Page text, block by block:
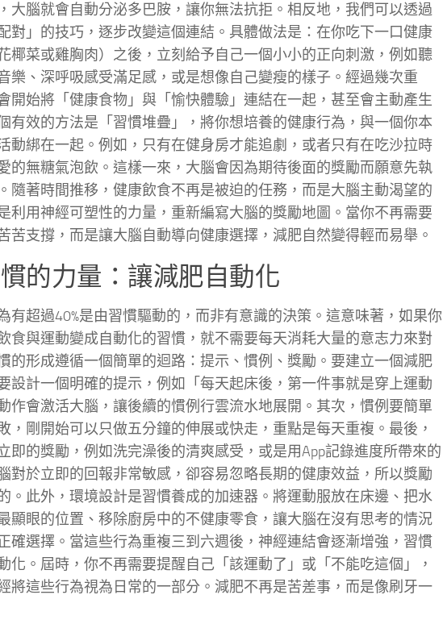
大腦就會自動分泌多巴胺，讓你無法抗拒。相反地，我們可以透過
對」的技巧，逐步改變這個連結。具體做法是：在你吃下一口健康
椰菜或雞胸肉）之後，立刻給予自己一個小小的正向刺激，例如聽
樂、深呼吸感受滿足感，或是想像自己變瘦的樣子。經過幾次重
開始將「健康食物」與「愉快體驗」連結在一起，甚至會主動產生
有效的方法是「習慣堆疊」，將你想培養的健康行為，與一個你本
動綁在一起。例如，只有在健身房才能追劇，或者只有在吃沙拉時
的無糖氣泡飲。這樣一來，大腦會因為期待後面的獎勵而願意先執
隨著時間推移，健康飲食不再是被迫的任務，而是大腦主動渴望的
利用神經可塑性的力量，重新編寫大腦的獎勵地圖。當你不再需要
苦支撐，而是讓大腦自動導向健康選擇，減肥自然變得輕而易舉。
的力量：讓減肥自動化
有超過40%是由習慣驅動的，而非有意識的決策。這意味著，如果你
食與運動變成自動化的習慣，就不需要每天消耗大量的意志力來對
的形成遵循一個簡單的迴路：提示、慣例、獎勵。要建立一個減肥
設計一個明確的提示，例如「每天起床後，第一件事就是穿上運動
作會激活大腦，讓後續的慣例行雲流水地展開。其次，慣例要簡單
，剛開始可以只做五分鐘的伸展或快走，重點是每天重複。最後，
即的獎勵，例如洗完澡後的清爽感受，或是用App記錄進度所帶來的
對於立即的回報非常敏感，卻容易忽略長期的健康效益，所以獎勵
。此外，環境設計是習慣養成的加速器。將運動服放在床邊、把水
顯眼的位置、移除廚房中的不健康零食，讓大腦在沒有思考的情況
確選擇。當這些行為重複三到六週後，神經連結會逐漸增強，習慣
化。屆時，你不再需要提醒自己「該運動了」或「不能吃這個」，
將這些行為視為日常的一部分。減肥不再是苦差事，而是像刷牙一